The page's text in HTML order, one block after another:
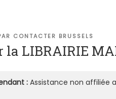
CONTACTER BRUSSELS
la LIBRAIRIE
: Assistance non affiliée